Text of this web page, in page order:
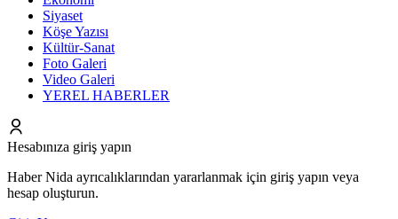
Siyaset
Köşe Yazısı
Kültür-Sanat
Foto Galeri
Video Galeri
YEREL HABERLER
Hesabınıza giriş yapın
Haber Nida ayrıcalıklarından yararlanmak için giriş yapın veya
hesap oluşturun.